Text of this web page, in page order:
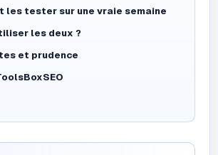
les tester sur une vraie semaine
les deux ?
et prudence